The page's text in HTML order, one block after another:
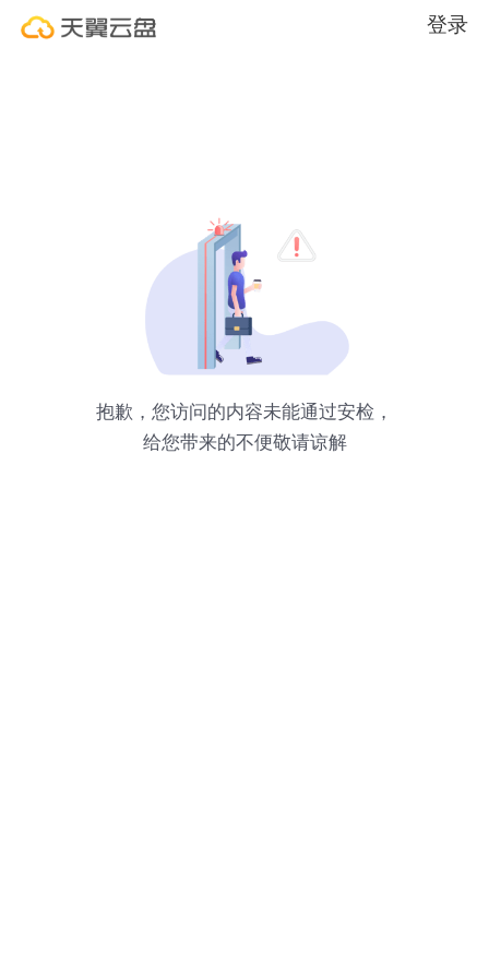
登录
抱歉，您访问的内容未能通过安检，
给您带来的不便敬请谅解